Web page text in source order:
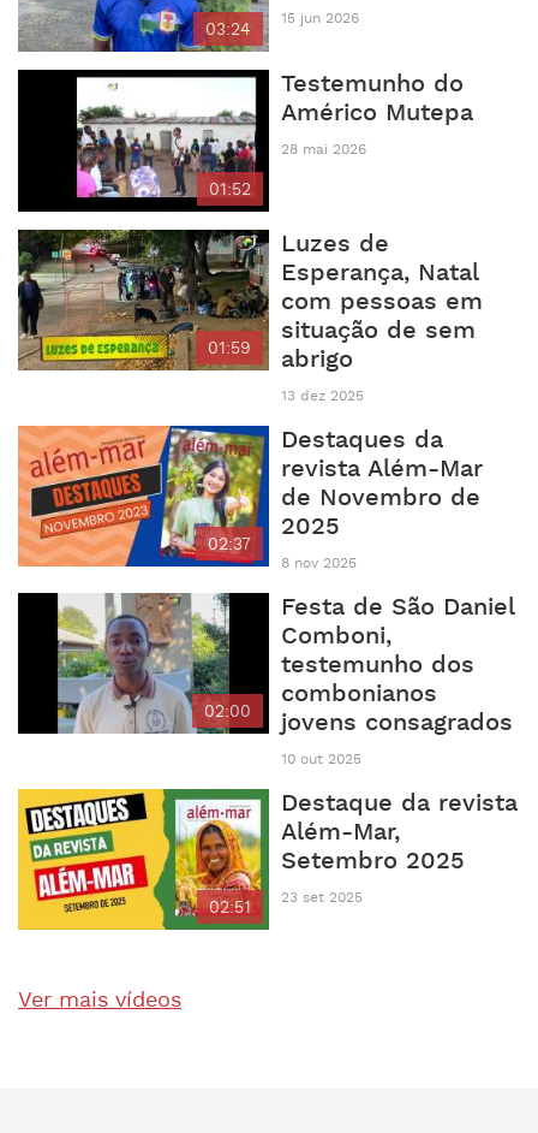
03:24
15 jun 2026
01:52
Testemunho do
Américo Mutepa
28 mai 2026
01:59
Luzes de
Esperança, Natal
com pessoas em
situação de sem
abrigo
13 dez 2025
02:37
Destaques da
revista Além-Mar
de Novembro de
2025
8 nov 2025
02:00
Festa de São Daniel
Comboni,
testemunho dos
combonianos
jovens consagrados
10 out 2025
02:51
Destaque da revista
Além-Mar,
Setembro 2025
23 set 2025
Ver mais vídeos